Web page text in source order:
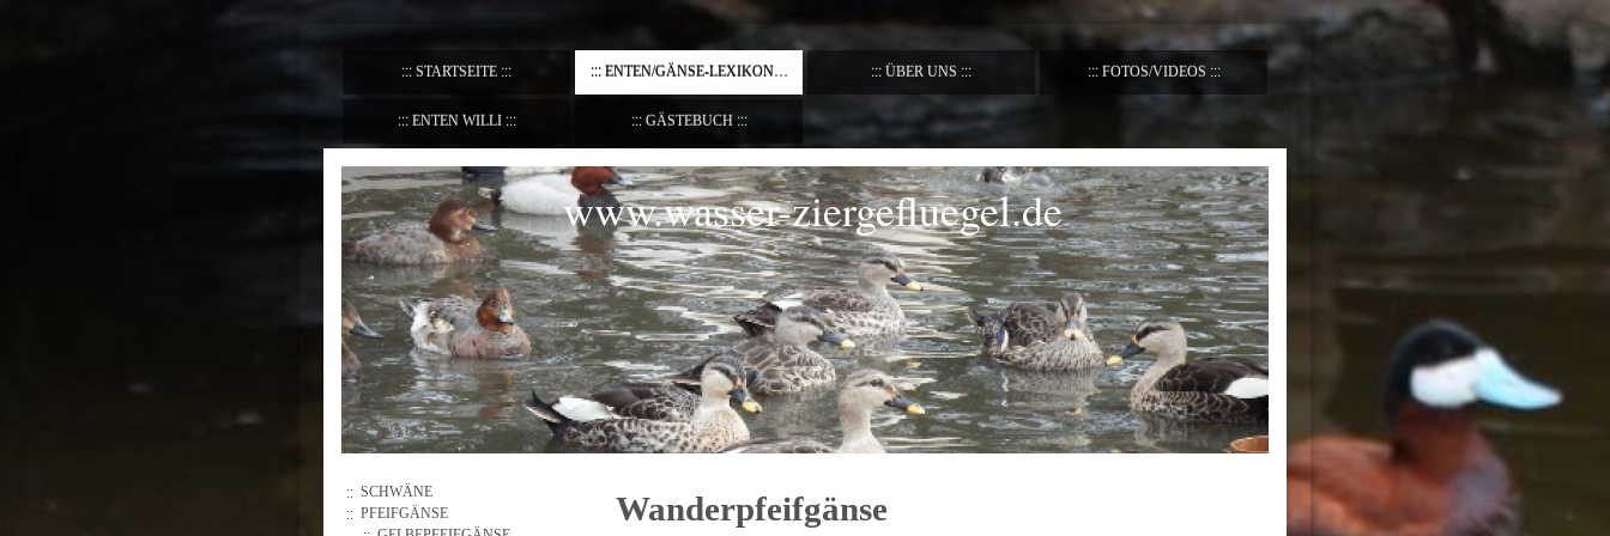
STARTSEITE ENTEN/GÄNSE-LEXIKON ÜBER UNS FOTOS/VIDEOS
ENTEN WILLI GÄSTEBUCH
www.wasser-ziergefluegel.de
Wanderpfeifgänse
SCHWÄNE
PFEIFGÄNSE